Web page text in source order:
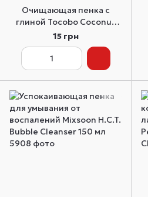
Очищающая пенка с
глиной Tocobo Coconut
Clay Cleansing Foam
пробник 2 мл
15 грн